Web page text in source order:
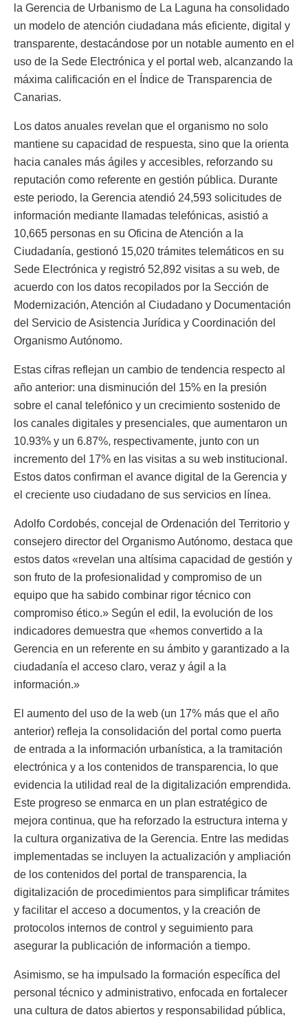
la Gerencia de Urbanismo de La Laguna ha consolidado
un modelo de atención ciudadana más eficiente, digital y
transparente, destacándose por un notable aumento en el
uso de la Sede Electrónica y el portal web, alcanzando la
máxima calificación en el Índice de Transparencia de
Canarias.
Los datos anuales revelan que el organismo no solo
mantiene su capacidad de respuesta, sino que la orienta
hacia canales más ágiles y accesibles, reforzando su
reputación como referente en gestión pública. Durante
este periodo, la Gerencia atendió 24,593 solicitudes de
información mediante llamadas telefónicas, asistió a
10,665 personas en su Oficina de Atención a la
Ciudadanía, gestionó 15,020 trámites telemáticos en su
Sede Electrónica y registró 52,892 visitas a su web, de
acuerdo con los datos recopilados por la Sección de
Modernización, Atención al Ciudadano y Documentación
del Servicio de Asistencia Jurídica y Coordinación del
Organismo Autónomo.
Estas cifras reflejan un cambio de tendencia respecto al
año anterior: una disminución del 15% en la presión
sobre el canal telefónico y un crecimiento sostenido de
los canales digitales y presenciales, que aumentaron un
10.93% y un 6.87%, respectivamente, junto con un
incremento del 17% en las visitas a su web institucional.
Estos datos confirman el avance digital de la Gerencia y
el creciente uso ciudadano de sus servicios en línea.
Adolfo Cordobés, concejal de Ordenación del Territorio y
consejero director del Organismo Autónomo, destaca que
estos datos «revelan una altísima capacidad de gestión y
son fruto de la profesionalidad y compromiso de un
equipo que ha sabido combinar rigor técnico con
compromiso ético.» Según el edil, la evolución de los
indicadores demuestra que «hemos convertido a la
Gerencia en un referente en su ámbito y garantizado a la
ciudadanía el acceso claro, veraz y ágil a la
información.»
El aumento del uso de la web (un 17% más que el año
anterior) refleja la consolidación del portal como puerta
de entrada a la información urbanística, a la tramitación
electrónica y a los contenidos de transparencia, lo que
evidencia la utilidad real de la digitalización emprendida.
Este progreso se enmarca en un plan estratégico de
mejora continua, que ha reforzado la estructura interna y
la cultura organizativa de la Gerencia. Entre las medidas
implementadas se incluyen la actualización y ampliación
de los contenidos del portal de transparencia, la
digitalización de procedimientos para simplificar trámites
y facilitar el acceso a documentos, y la creación de
protocolos internos de control y seguimiento para
asegurar la publicación de información a tiempo.
Asimismo, se ha impulsado la formación específica del
personal técnico y administrativo, enfocada en fortalecer
una cultura de datos abiertos y responsabilidad pública,